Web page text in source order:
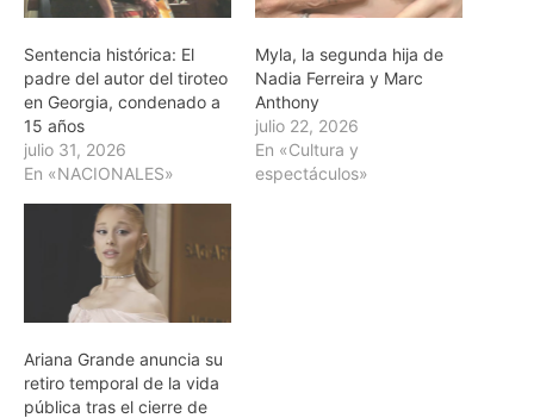
Sentencia histórica: El
padre del autor del tiroteo
en Georgia, condenado a
15 años
julio 31, 2026
En «NACIONALES»
Myla, la segunda hija de
Nadia Ferreira y Marc
Anthony
julio 22, 2026
En «Cultura y
espectáculos»
Ariana Grande anuncia su
retiro temporal de la vida
pública tras el cierre de